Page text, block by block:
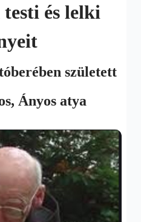
és lelki
született
Ányos atya